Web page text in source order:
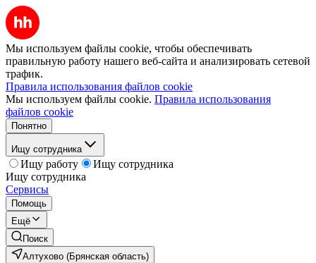
Мы используем файлы cookie, чтобы обеспечивать
правильную работу нашего веб-сайта и анализировать сетевой
трафик.
Правила использования файлов cookie
Мы используем файлы cookie. Правила использования
файлов cookie
Понятно
Ищу сотрудника
Ищу работу
Ищу сотрудника
Ищу сотрудника
Сервисы
Помощь
Ещё
Поиск
Алтухово (Брянская область)